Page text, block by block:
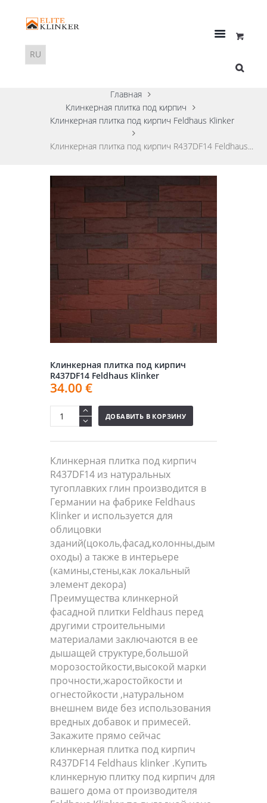
Главная
Клинкерная плитка под кирпич
Клинкерная плитка под кирпич Feldhaus Klinker
Клинкерная плитка под кирпич R437DF14 Feldhaus...
Клинкерная плитка под кирпич
R437DF14 Feldhaus Klinker
34.00 €
ДОБАВИТЬ В КОРЗИНУ
Клинкерная плитка под кирпич
R437DF14 из натуральных
тугоплавких глин производится в
Германии на фабрике Feldhaus
Klinker и используется для
облицовки
зданий(цоколь,фасад,колонны,дым
оходы) а также в интерьере
(камины,стены,как локальный
элемент декора)
Преимущества клинкерной
фасадной плитки Feldhaus перед
другими строительными
материалами заключаются в ее
дышащей структуре,большой
морозостойкости,высокой марки
прочности,жаростойкости и
огнестойкости ,натуральном
внешнем виде без использования
вредных добавок и примесей.
Закажите прямо сейчас
клинкерная плитка под кирпич
R437DF14 Feldhaus klinker .Купить
клинкерную плитку под кирпич для
вашего дома от производителя